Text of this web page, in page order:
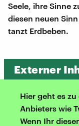
Seele, ihre Sinne
diesen neuen
tanzt Erdbeben.
Externer
Hier geht es
Anbieters wie
Wenn Ihr